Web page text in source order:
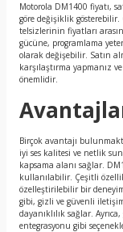
Motorola DM1400 fiyatı,
göre değişiklik
telsizlerinin fiyatları
gücüne, programlama
olarak değişebilir. Satın
karşılaştırma yapmanız
önemlidir.
Birçok avantajı
iyi ses kalitesi ve netlik
kapsama alanı sağlar.
kullanılabilir. Çeşitli
özelleştirilebilir bir
gibi, gizli ve güvenli
dayanıklılık sağlar.
entegrasyonu gibi